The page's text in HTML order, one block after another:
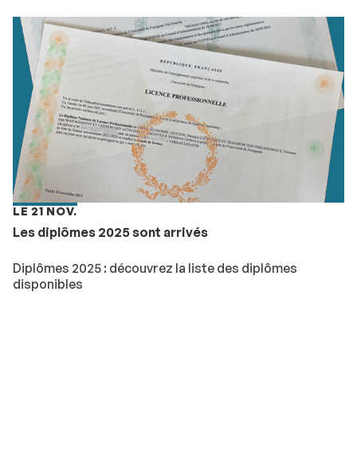
LE 21 NOV.
Les diplômes 2025 sont arrivés
Diplômes 2025 : découvrez la liste des diplômes
disponibles